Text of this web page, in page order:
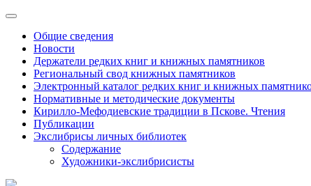
Общие сведения
Новости
Держатели редких книг и книжных памятников
Региональный свод книжных памятников
Электронный каталог редких книг и книжных
Нормативные и методические документы
Кирилло-Мефодиевские традиции в Пскове. Чтения
Публикации
Экслибрисы личных библиотек
Содержание
Художники-экслибрисисты